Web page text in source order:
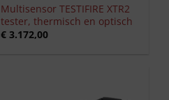
Multisensor TESTIFIRE XTR2
tester, thermisch en optisch
€3.172,00